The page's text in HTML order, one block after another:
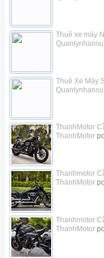
Thuê xe máy
Thuê Xe Máy
ThanhMotor
ThanhMotor
Thanhmotor
ThanhMotor
Thanhmotor
ThanhMotor